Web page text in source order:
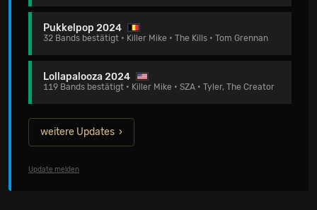
Pukkelpop 2024
32 Bands bestätigt • Killer Mike • The Kills • Tom Grennan
Lollapalooza 2024
119 Bands bestätigt • Killer Mike • SZA • Tyler, The Creator
weitere Updates
Update melden